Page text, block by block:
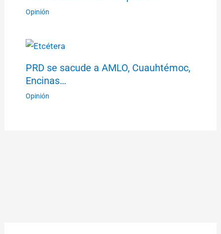
Opinión
PRD se sacude a AMLO, Cuauhtémoc,
Encinas…
Opinión